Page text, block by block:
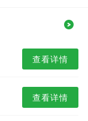
查看详情
查看详情